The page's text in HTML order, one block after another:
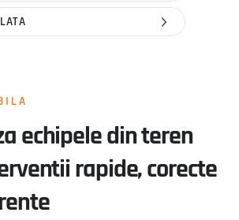
echipele din teren
rapide, corecte